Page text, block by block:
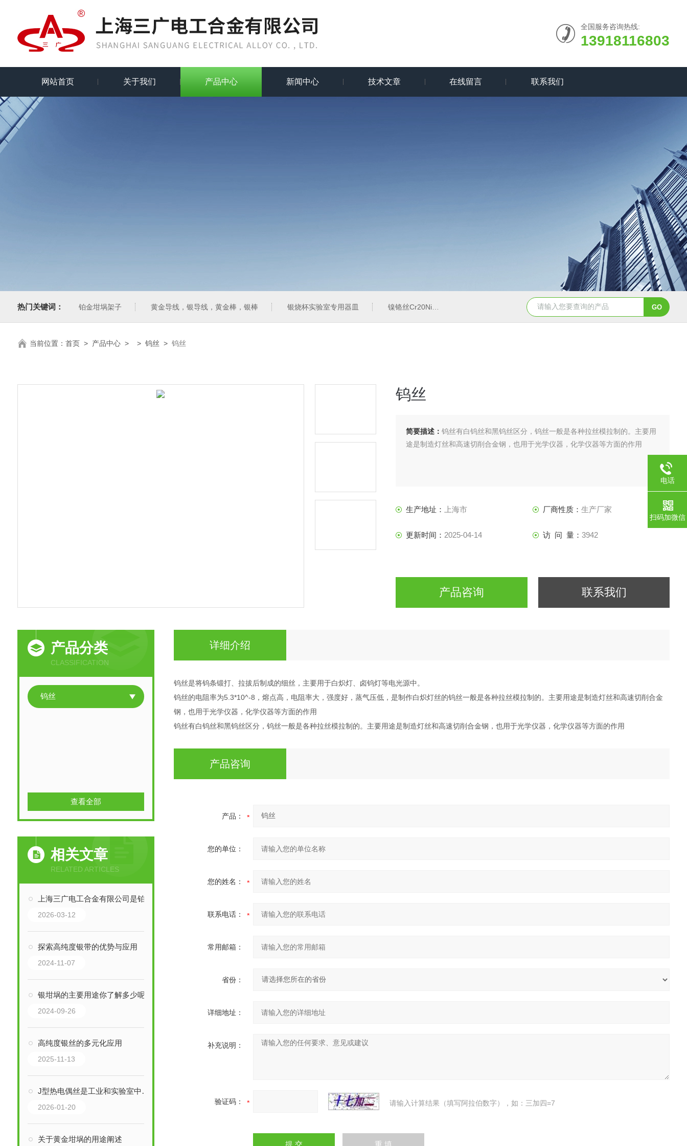
全国服务咨询热线:
13918116803
网站首页 关于我们 产品中心 新闻中心 技术文章 在线留言 联系我们
热门关键词： 铂金坩埚架子 黄金导线，银导线，黄金棒，银棒 银烧杯实验室专用器皿 镍铬丝Cr20Ni80含镍量高 定制大铂金网 黄金坩埚黄金粒黄金丝黄金片
当前位置： 首页> 产品中心> > 钨丝‌ > 钨丝‌
钨丝‌
简要描述：钨丝‌有白钨丝和黑钨丝区分，钨丝一般是各种拉丝模拉制的。主要用
途是制造灯丝和高速切削合金钢，也用于光学仪器，化学仪器等方面的作用
生产地址： 上海市 厂商性质：生产厂家
更新时间： 2025-04-14 访 问 量：3942
产品咨询 联系我们
产品分类
CLASSIFICATION
钨丝‌
查看全部
相关文章
RELATED ARTICLES
上海三广电工合金有限公司是铂金生产厂家中主要力量
2026-03-12
探索高纯度银带的优势与应用
2024-11-07
银坩埚的主要用途你了解多少呢
2024-09-26
高纯度银丝的多元化应用
2025-11-13
J型热电偶丝是工业和实验室中常用的中低温测温元件
2026-01-20
关于黄金坩埚的用途阐述
详细介绍
钨丝‌是将钨条锻打、拉拔后制成的细丝，主要用于白炽灯、卤钨灯等电光源中。
钨丝的电阻率为5.3*10^-8，熔点高，电阻率大，强度好，蒸气压低，是制作白炽灯丝的钨丝一般是各种拉丝模拉制的。主要用途是制造灯丝和高速切削合金
钢，也用于光学仪器，化学仪器等方面的作用
钨丝‌有白钨丝和黑钨丝区分，钨丝一般是各种拉丝模拉制的。主要用途是制造灯丝和高速切削合金钢，也用于光学仪器，化学仪器等方面的作用
产品咨询
产品：
您的单位：
您的姓名：
联系电话：
常用邮箱：
省份：
详细地址：
补充说明：
验证码： 请输入计算结果（填写阿拉伯数字），如：三加四=7
电话
扫码加微信